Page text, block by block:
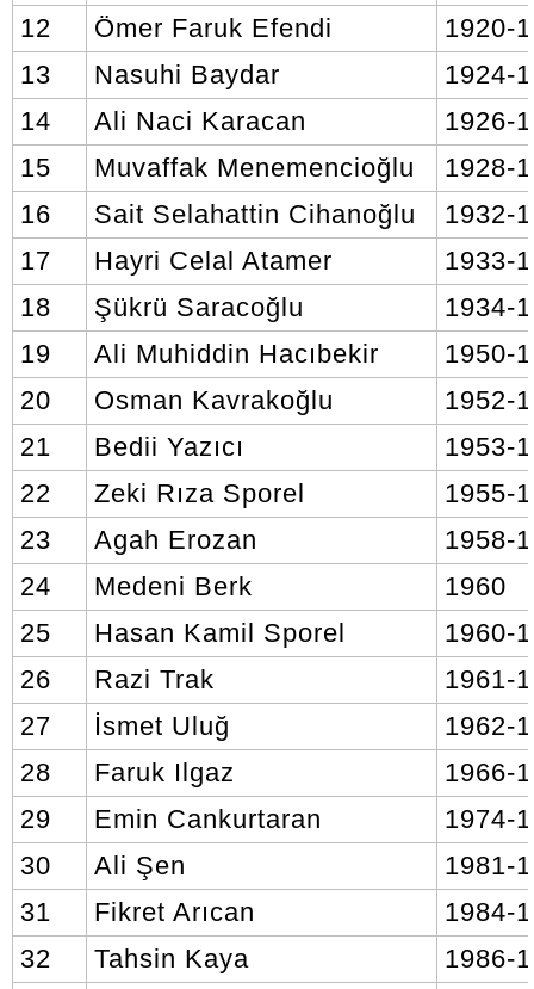
12
Ömer Faruk Efendi
1920-
13
Nasuhi Baydar
1924-
14
Ali Naci Karacan
1926-
15
Muvaffak Menemencioğlu
1928-
16
Sait Selahattin Cihanoğlu
1932-
17
Hayri Celal Atamer
1933-
18
Şükrü Saracoğlu
1934-
19
Ali Muhiddin Hacıbekir
1950-
20
Osman Kavrakoğlu
1952-
21
Bedii Yazıcı
1953-
22
Zeki Rıza Sporel
1955-
23
Agah Erozan
1958-
24
Medeni Berk
1960
25
Hasan Kamil Sporel
1960-
26
Razi Trak
1961-
27
İsmet Uluğ
1962-
28
Faruk Ilgaz
1966-
29
Emin Cankurtaran
1974-
30
Ali Şen
1981-
31
Fikret Arıcan
1984-
32
Tahsin Kaya
1986-